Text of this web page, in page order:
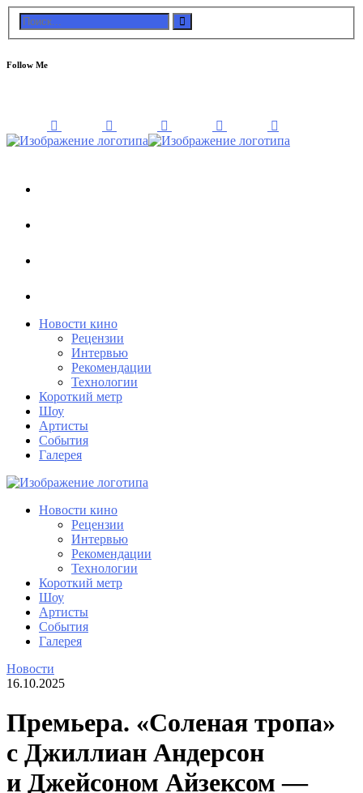
Follow Me
Новости кино
Рецензии
Интервью
Рекомендации
Технологии
Короткий метр
Шоу
Артисты
События
Галерея
Новости кино
Рецензии
Интервью
Рекомендации
Технологии
Короткий метр
Шоу
Артисты
События
Галерея
Новости
16.10.2025
Премьера. «Соленая тропа»
с Джиллиан Андерсон
и Джейсоном Айзексом —